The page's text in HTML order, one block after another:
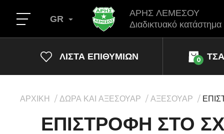
ΑΡΗΣ ΛΕΜΕΣΟΥ
Διαδικτυακό κατάστημα
GR
ΛΊΣΤΑ ΕΠΙΘΥΜΙΏΝ 0
ΑΡΧΙΚΗ ΔΩΡΑ ΚΑΙ ΑΞΕΣΟΥΑΡ ΑΞΕΣΟΥΑΡ
ΕΠΙΣΤΡΟΦΗ ΣΤΟ